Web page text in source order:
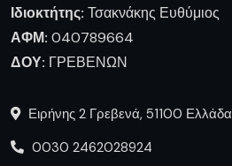
Ιδιοκτήτης: Τσακνάκης Ευθύμιος
ΑΦΜ: 040789664
ΔΟΥ: ΓΡΕΒΕΝΩΝ
Ειρήνης 2 Γρεβενά, 51100 Ελλάδα
0030 2462028924